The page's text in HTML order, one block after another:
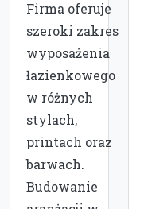
Firma oferuje
szeroki zakres
wyposażenia
łazienkowego
w różnych
stylach,
printach oraz
barwach.
Budowanie